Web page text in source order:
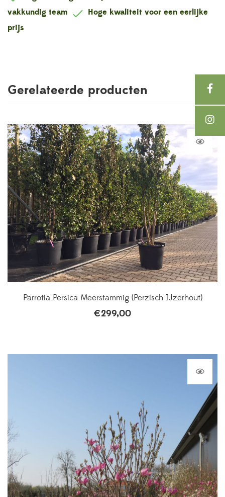
vakkundig team
Hoge kwaliteit voor een eerlijke
prijs
Gerelateerde producten
Parrotia Persica Meerstammig (Perzisch IJzerhout)
€299,00